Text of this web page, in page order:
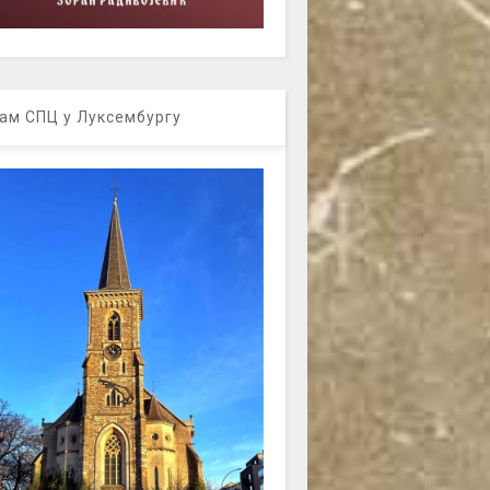
СПЦ у Луксембургу